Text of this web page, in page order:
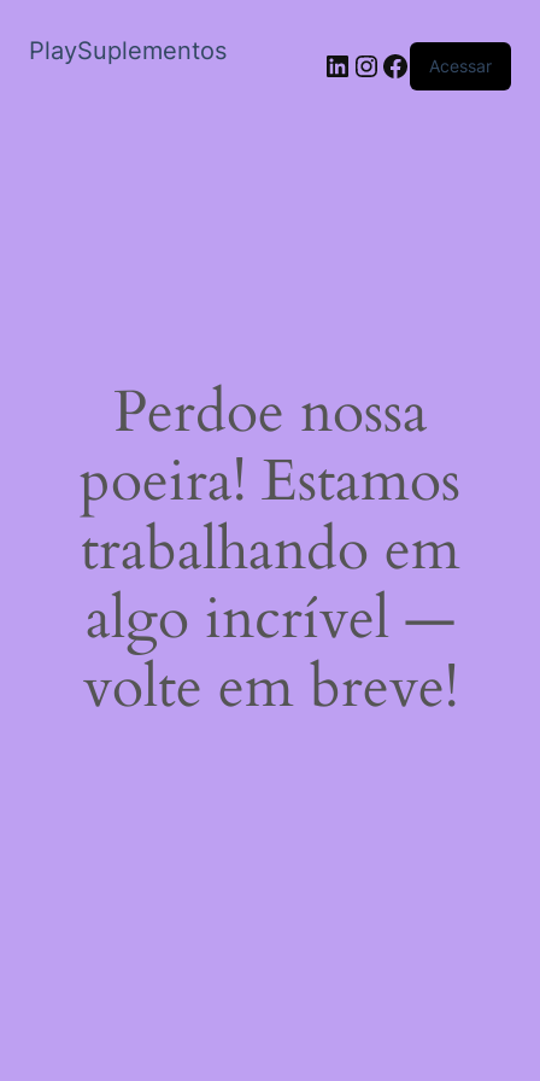
PlaySuplementos LinkedIn
Instagram
Facebook
Acessar
Perdoe nossa
poeira! Estamos
trabalhando em
algo incrível —
volte em breve!